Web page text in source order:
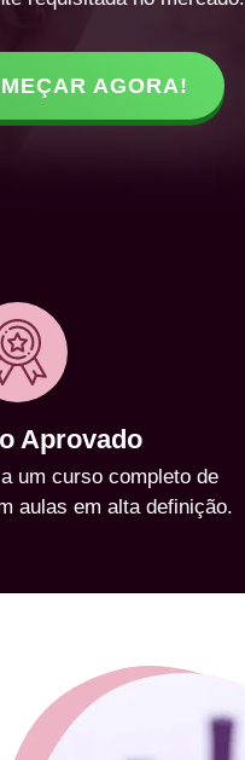
AGORA!
Aprovado
um curso completo de
aulas em alta definição.